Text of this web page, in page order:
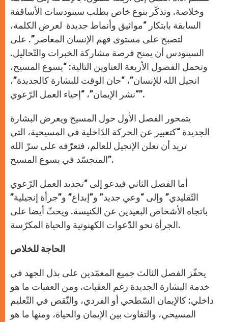
وخلاصة. وتذكّر بنوع خاص بطلب سينودسات الأساقفة
السابقة بابتكار “مواثيق وأنماط جديدة لعرض الكلمة،
لتصبح على مستوى فهم الإنسان المعاصر”. على
السينودس أن يمنح فرصة مشاركة الخبرات والتّحاليل.
وتحمل الفصول الأربعة العناوين التالية: “يسوع المسيح،
انجيل الله للإنسان”، “حان الوقت للبشارة كالجديدة”،
“نشر الإيمان”، “إحياء العمل الرّعوي”.
يتمحور الفصل الأول حول المسيح ويعرض البشارة
الجديدة “كتعبير عن الحركة الدّاخلية في المسيحية، التي
تريد أن تعلن الإنجيل للعالم، فتعرّفه على سرّ الله
المتجسّد في يسوع المسيح”.
أما الفصل الثاني فيدعو إلى “تجديد العمل الرّعوي
التّقليدي” وإلى “وعي جديد” و”إبداع” و”جرأة إنجيلية”
باتجاه الأشخاص البعيدين عن الكنيسة. ويحثّ أيضا على
الجرأة نحو الدّعوات الكهنوتية والحياة المكرّسة.
الحاجة للخلاص
يحفّز الفصل الثالث جميع المعمّدين على بذل الجهد في
خدمة البشارة الجديدة رغم العقبات. ومن العقبات ما هو
داخلي: كالإيمان السّطحي أو الفردي، والنّقص في التّعليم
المسيحي، والتفاوت بين الإيمان والحياة، ومنها ما هو